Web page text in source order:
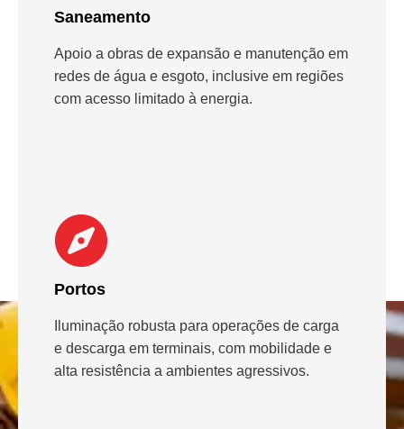
Saneamento
Apoio a obras de expansão e manutenção em
redes de água e esgoto, inclusive em regiões
com acesso limitado à energia.
Portos
Iluminação robusta para operações de carga
e descarga em terminais, com mobilidade e
alta resistência a ambientes agressivos.